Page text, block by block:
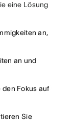
eine Lösung
an,
an und
den Fokus auf
Sie